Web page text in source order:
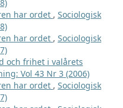
har ordet , Sociologisk
har ordet , Sociologisk
och frihet i valårets
Vol 43 Nr 3 (2006)
har ordet , Sociologisk